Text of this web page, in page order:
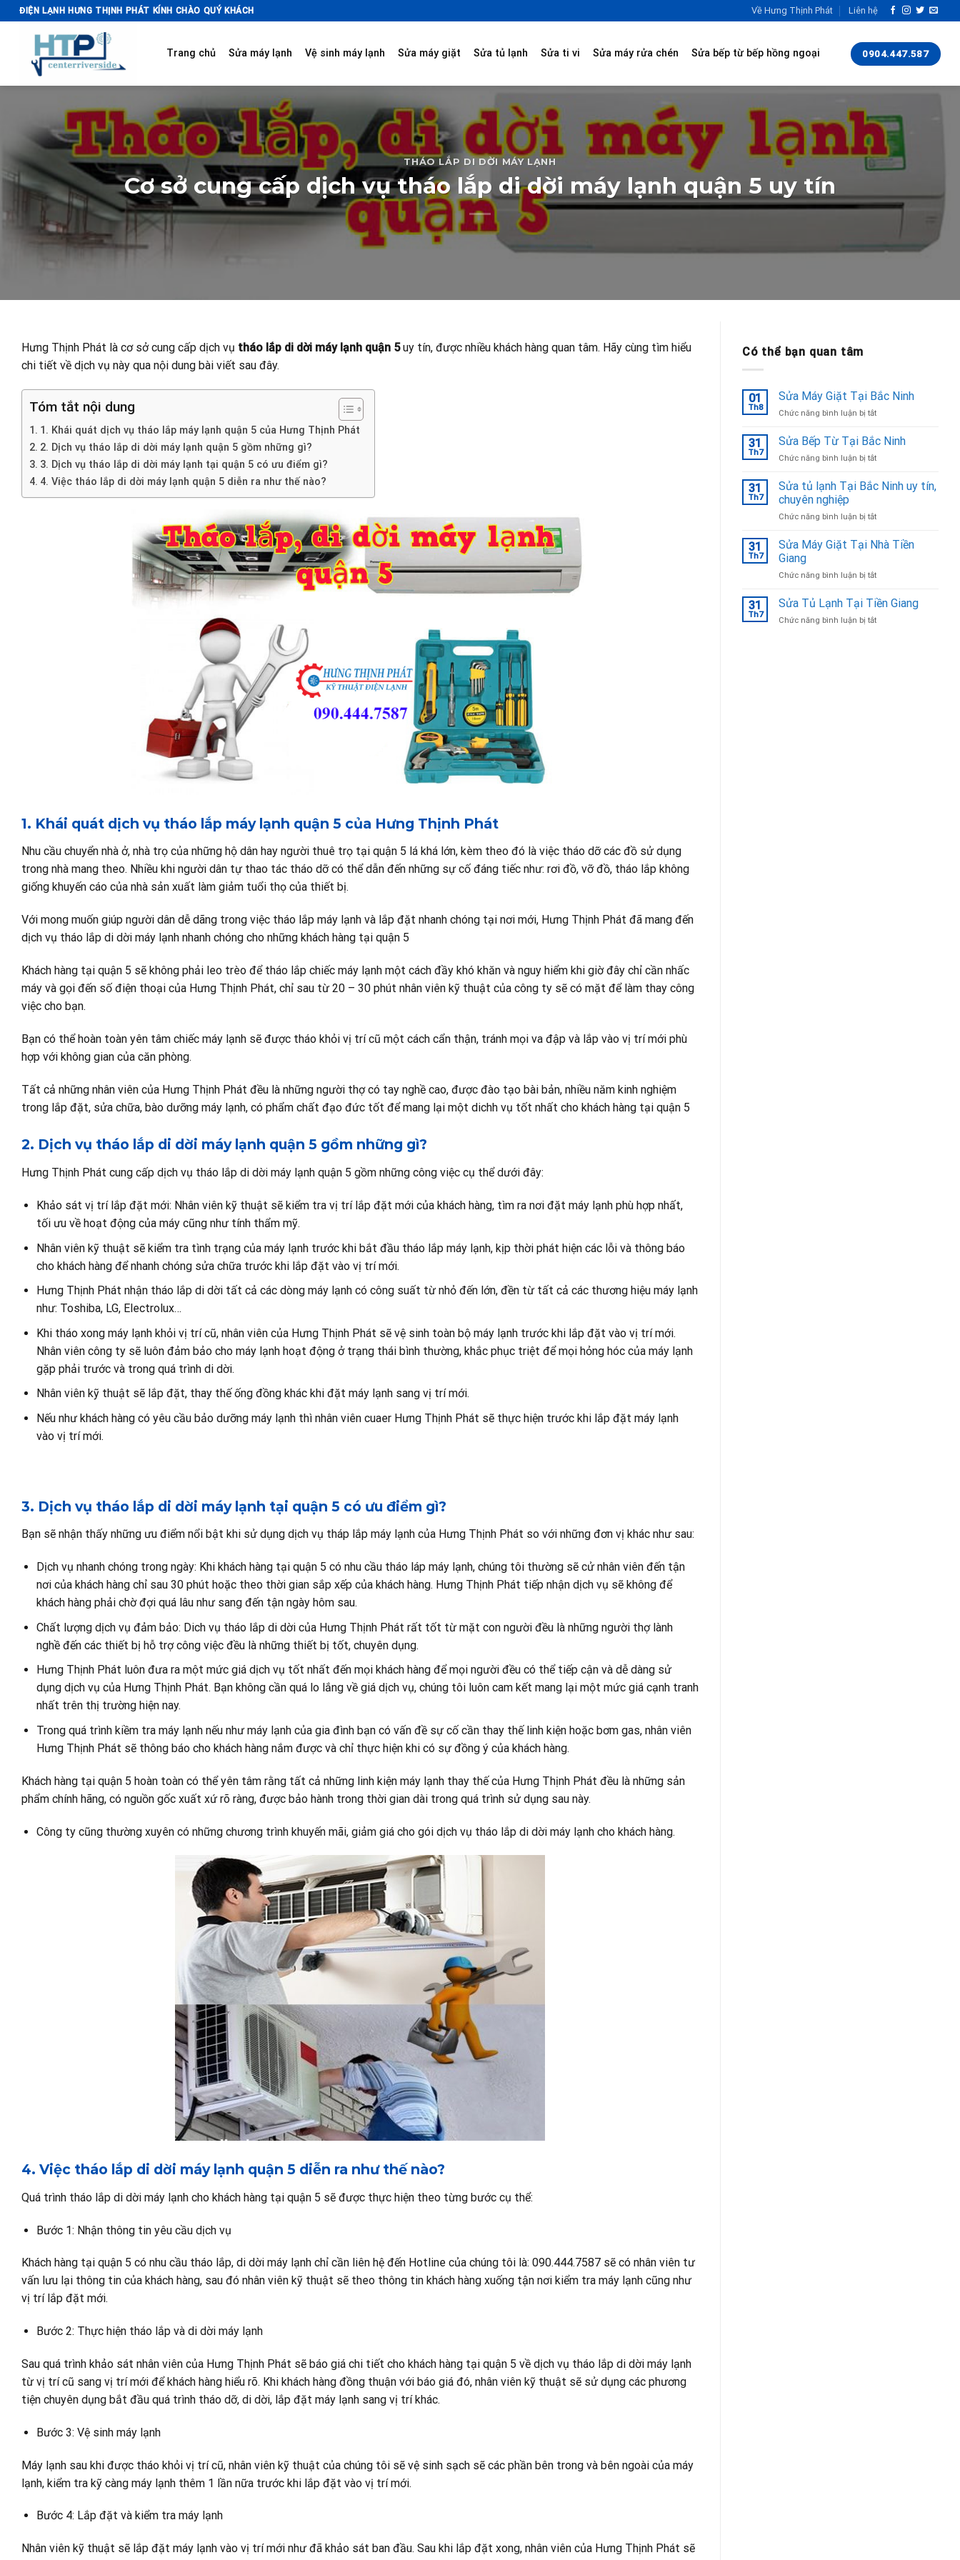
Skip
to
ĐIỆN LẠNH HƯNG THỊNH PHÁT KÍNH CHÀO QUÝ KHÁCH Về Hưng Thịnh Phát Liên hệ
Trang chủ Sửa máy lạnh Vệ sinh máy lạnh Sửa máy giặt Sửa tủ lạnh Sửa ti vi Sửa máy rửa chén Sửa bếp từ bếp hồng ngoại 0904.447.587
THÁO LẮP DI DỜI MÁY LẠNH
Cơ sở cung cấp dịch vụ tháo lắp di dời máy lạnh quận 5 uy tín
Hưng Thịnh Phát là cơ sở cung cấp dịch vụ tháo lắp di dời máy lạnh quận 5uy tín, được nhiều khách hàng quan tâm. Hãy cùng tìm hiểu
chi tiết về dịch vụ này qua nội dung bài viết sau đây.
Tóm tắt nội dung
1. Khái quát dịch vụ tháo lắp máy lạnh quận 5 của Hưng Thịnh Phát
2. Dịch vụ tháo lắp di dời máy lạnh quận 5 gồm những gì?
3. Dịch vụ tháo lắp di dời máy lạnh tại quận 5 có ưu điểm gì?
4. Việc tháo lắp di dời máy lạnh quận 5 diễn ra như thế nào?
1. Khái quát dịch vụ tháo lắp máy lạnh quận 5 của Hưng Thịnh Phát
Nhu cầu chuyển nhà ở, nhà trọ của những hộ dân hay người thuê trọ tại quận 5 lá khá lớn, kèm theo đó là việc tháo dỡ các đồ sử dụng
trong nhà mang theo. Nhiều khi người dân tự thao tác tháo dỡ có thể dẫn đến những sự cố đáng tiếc như: rơi đồ, vỡ đồ, tháo lắp không
giống khuyến cáo của nhà sản xuất làm giảm tuổi thọ của thiết bị.
Với mong muốn giúp người dân dễ dãng trong việc tháo lắp máy lạnh và lắp đặt nhanh chóng tại nơi mới, Hưng Thịnh Phát đã mang đến
dịch vụ tháo lắp di dời máy lạnh nhanh chóng cho những khách hàng tại quận 5
Khách hàng tại quận 5 sẽ không phải leo trèo để tháo lắp chiếc máy lạnh một cách đầy khó khăn và nguy hiểm khi giờ đây chỉ cần nhấc
máy và gọi đến số điện thoại của Hưng Thịnh Phát, chỉ sau từ 20 – 30 phút nhân viên kỹ thuật của công ty sẽ có mặt để làm thay công
việc cho bạn.
Bạn có thể hoàn toàn yên tâm chiếc máy lạnh sẽ được tháo khỏi vị trí cũ một cách cẩn thận, tránh mọi va đập và lắp vào vị trí mới phù
hợp với không gian của căn phòng.
Tất cả những nhân viên của Hưng Thịnh Phát đều là những người thợ có tay nghề cao, được đào tạo bài bản, nhiều năm kinh nghiệm
trong lắp đặt, sửa chữa, bào dưỡng máy lạnh, có phẩm chất đạo đức tốt để mang lại một dichh vụ tốt nhất cho khách hàng tại quận 5
2. Dịch vụ tháo lắp di dời máy lạnh quận 5 gồm những gì?
Hưng Thịnh Phát cung cấp dịch vụ tháo lắp di dời máy lạnh quận 5 gồm những công việc cụ thể dưới đây:
Khảo sát vị trí lắp đặt mới: Nhân viên kỹ thuật sẽ kiểm tra vị trí lắp đặt mới của khách hàng, tìm ra nơi đặt máy lạnh phù hợp nhất,
tối ưu về hoạt động của máy cũng như tính thẩm mỹ.
Nhân viên kỹ thuật sẽ kiểm tra tình trạng của máy lạnh trước khi bắt đầu tháo lắp máy lạnh, kịp thời phát hiện các lỗi và thông báo
cho khách hàng để nhanh chóng sửa chữa trước khi lắp đặt vào vị trí mới.
Hưng Thịnh Phát nhận tháo lắp di dời tất cả các dòng máy lạnh có công suất từ nhỏ đến lớn, đền từ tất cả các thương hiệu máy lạnh
như: Toshiba, LG, Electrolux…
Khi tháo xong máy lạnh khỏi vị trí cũ, nhân viên của Hưng Thịnh Phát sẽ vệ sinh toàn bộ máy lạnh trước khi lắp đặt vào vị trí mới.
Nhân viên công ty sẽ luôn đảm bảo cho máy lạnh hoạt động ở trạng thái bình thường, khắc phục triệt để mọi hỏng hóc của máy lạnh
gặp phải trước và trong quá trình di dời.
Nhân viên kỹ thuật sẽ lắp đặt, thay thế ống đồng khác khi đặt máy lạnh sang vị trí mới.
Nếu như khách hàng có yêu cầu bảo dưỡng máy lạnh thì nhân viên cuaer Hưng Thịnh Phát sẽ thực hiện trước khi lắp đặt máy lạnh
vào vị trí mới.
3. Dịch vụ tháo lắp di dời máy lạnh tại quận 5 có ưu điểm gì?
Bạn sẽ nhận thấy những ưu điểm nổi bật khi sử dụng dịch vụ tháp lắp máy lạnh của Hưng Thịnh Phát so với những đơn vị khác như sau:
Dịch vụ nhanh chóng trong ngày: Khi khách hàng tại quận 5 có nhu cầu tháo láp máy lạnh, chúng tôi thường sẽ cử nhân viên đến tận
nơi của khách hàng chỉ sau 30 phút hoặc theo thời gian sắp xếp của khách hàng. Hưng Thịnh Phát tiếp nhận dịch vụ sẽ không để
khách hàng phải chờ đợi quá lâu như sang đến tận ngày hôm sau.
Chất lượng dịch vụ đảm bảo: Dich vụ tháo lắp di dời của Hưng Thịnh Phát rất tốt từ mặt con người đều là những người thợ lành
nghề đến các thiết bị hỗ trợ công việc đều là những thiết bị tốt, chuyên dụng.
Hưng Thịnh Phát luôn đưa ra một mức giá dịch vụ tốt nhất đến mọi khách hàng để mọi người đều có thể tiếp cận và dễ dàng sử
dụng dịch vụ của Hưng Thịnh Phát. Bạn không cần quá lo lắng về giá dịch vụ, chúng tôi luôn cam kết mang lại một mức giá cạnh tranh
nhất trên thị trường hiện nay.
Trong quá trình kiềm tra máy lạnh nếu như máy lạnh của gia đình bạn có vấn đề sự cố cần thay thế linh kiện hoặc bơm gas, nhân viên
Hưng Thịnh Phát sẽ thông báo cho khách hàng nắm được và chỉ thực hiện khi có sự đồng ý của khách hàng.
Khách hàng tại quận 5 hoàn toàn có thể yên tâm rằng tất cả những linh kiện máy lạnh thay thế của Hưng Thịnh Phát đều là những sản
phẩm chính hãng, có nguồn gốc xuất xứ rõ ràng, được bảo hành trong thời gian dài trong quá trình sử dụng sau này.
Công ty cũng thường xuyên có những chương trình khuyến mãi, giảm giá cho gói dịch vụ tháo lắp di dời máy lạnh cho khách hàng.
4. Việc tháo lắp di dời máy lạnh quận 5 diễn ra như thế nào?
Quá trình tháo lắp di dời máy lạnh cho khách hàng tại quận 5 sẽ được thực hiện theo từng bước cụ thể:
Bước 1: Nhận thông tin yêu cầu dịch vụ
Khách hàng tại quận 5 có nhu cầu tháo lắp, di dời máy lạnh chỉ cần liên hệ đến Hotline của chúng tôi là: 090.444.7587 sẽ có nhân viên tư
vấn lưu lại thông tin của khách hàng, sau đó nhân viên kỹ thuật sẽ theo thông tin khách hàng xuống tận nơi kiểm tra máy lạnh cũng như
vị trí lắp đặt mới.
Bước 2: Thực hiện tháo lắp và di dời máy lạnh
Sau quá trình khảo sát nhân viên của Hưng Thịnh Phát sẽ báo giá chi tiết cho khách hàng tại quận 5 về dịch vụ tháo lắp di dời máy lạnh
từ vị trí cũ sang vị trí mới để khách hàng hiểu rõ. Khi khách hàng đồng thuận với báo giá đó, nhân viên kỹ thuật sẽ sử dụng các phương
tiện chuyên dụng bắt đầu quá trình tháo dỡ, di dời, lắp đặt máy lạnh sang vị trí khác.
Bước 3: Vệ sinh máy lạnh
Máy lạnh sau khi được tháo khỏi vị trí cũ, nhân viên kỹ thuật của chúng tôi sẽ vệ sinh sạch sẽ các phần bên trong và bên ngoài của máy
lạnh, kiểm tra kỹ càng máy lạnh thêm 1 lần nữa trước khi lắp đặt vào vị trí mới.
Bước 4: Lắp đặt và kiểm tra máy lạnh
Nhân viên kỹ thuật sẽ lắp đặt máy lạnh vào vị trí mới như đã khảo sát ban đầu. Sau khi lắp đặt xong, nhân viên của Hưng Thịnh Phát sẽ
Có thể bạn quan tâm
01
Th8
Sửa Máy Giặt Tại Bắc Ninh
Chức năng bình luận bị tắtở
Máy
Tại
Ninh
31
Th7
Sửa Bếp Từ Tại Bắc Ninh
Chức năng bình luận bị tắtở
Bếp
Bắc
31
Th7
Sửa tủ lạnh Tại Bắc Ninh uy tín,
chuyên nghiệp
Chức năng bình luận bị tắtở
tủ
Bắc
uy
chuyên
31
Th7
Sửa Máy Giặt Tại Nhà Tiền
Giang
Chức năng bình luận bị tắtở
Máy
Giặt
Tại
31
Th7
Sửa Tủ Lạnh Tại Tiền Giang
Chức năng bình luận bị tắtở